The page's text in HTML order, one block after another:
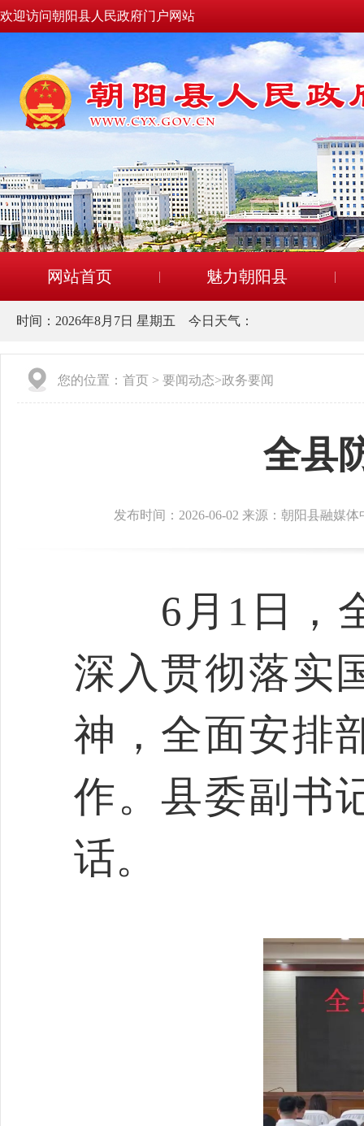
欢迎访问朝阳县人民政府门户网站
网站首页 魅力朝阳县
时间： 2026年8月7日 星期五 今日天气：
您的位置： 首页 > 要闻动态>政务要闻
全县
发布时间：2026-06-02 来源：朝阳县融媒体
6月1日，全
深入贯彻落实
神，全面安排
作。县委副书
话。